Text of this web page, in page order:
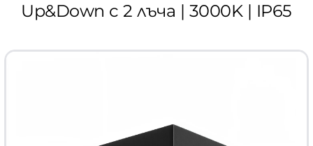
Up&Down с 2 лъча | 3000K | IP65